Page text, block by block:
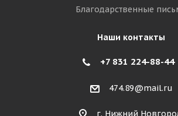
Благодарственные
Наши контакты
+7 831 224-88-44
474.89@mail.ru
г. Нижний